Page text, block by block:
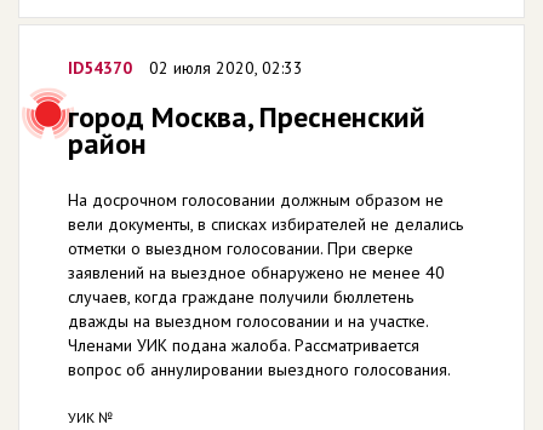
ID54370 02 июля 2020, 02:33
город Москва, Пресненский
район
На досрочном голосовании должным образом не
вели документы, в списках избирателей не делались
отметки о выездном голосовании. При сверке
заявлений на выездное обнаружено не менее 40
случаев, когда граждане получили бюллетень
дважды на выездном голосовании и на участке.
Членами УИК подана жалоба. Рассматривается
вопрос об аннулировании выездного голосования.
УИК №